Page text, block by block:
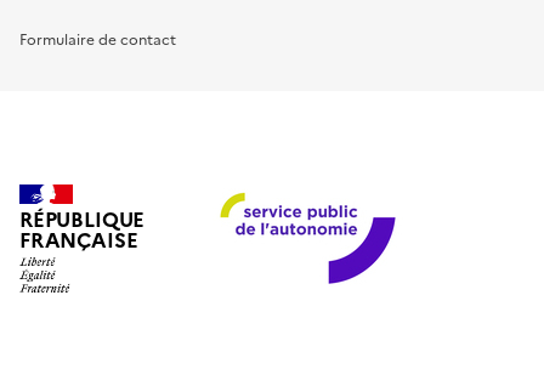
Formulaire de contact
RÉPUBLIQUE
FRANÇAISE